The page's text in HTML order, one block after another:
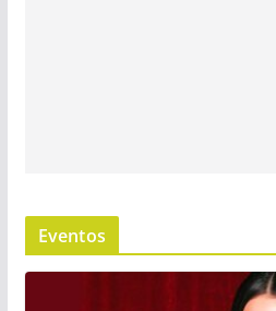
Eventos